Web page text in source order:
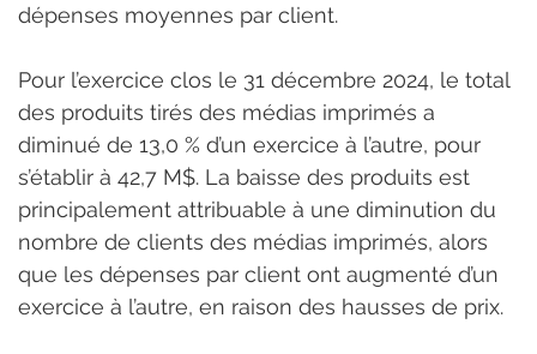
dépenses moyennes par client.
Pour l’exercice clos le 31 décembre 2024, le total
des produits tirés des médias imprimés a
diminué de 13,0 % d’un exercice à l’autre, pour
s’établir à 42,7 M$. La baisse des produits est
principalement attribuable à une diminution du
nombre de clients des médias imprimés, alors
que les dépenses par client ont augmenté d’un
exercice à l’autre, en raison des hausses de prix.